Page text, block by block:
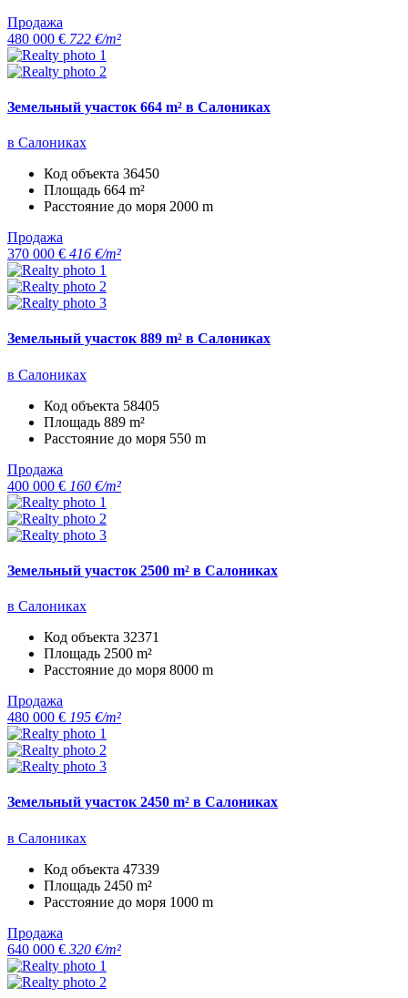
Продажа
480 000 € 722 €/m²
Земельный участок 664 m² в Салониках
в Салониках
Код объекта 36450
Площадь 664 m²
Расстояние до моря 2000 m
Продажа
370 000 € 416 €/m²
Земельный участок 889 m² в Салониках
в Салониках
Код объекта 58405
Площадь 889 m²
Расстояние до моря 550 m
Продажа
400 000 € 160 €/m²
Земельный участок 2500 m² в Салониках
в Салониках
Код объекта 32371
Площадь 2500 m²
Расстояние до моря 8000 m
Продажа
480 000 € 195 €/m²
Земельный участок 2450 m² в Салониках
в Салониках
Код объекта 47339
Площадь 2450 m²
Расстояние до моря 1000 m
Продажа
640 000 € 320 €/m²